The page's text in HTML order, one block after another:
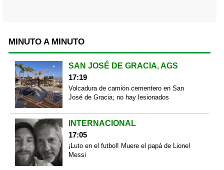
MINUTO A MINUTO
SAN JOSÉ DE GRACIA, AGS
17:19
Volcadura de camión cementero en San
José de Gracia; no hay lesionados
INTERNACIONAL
17:05
¡Luto en el futbol! Muere el papá de Lionel
Messi